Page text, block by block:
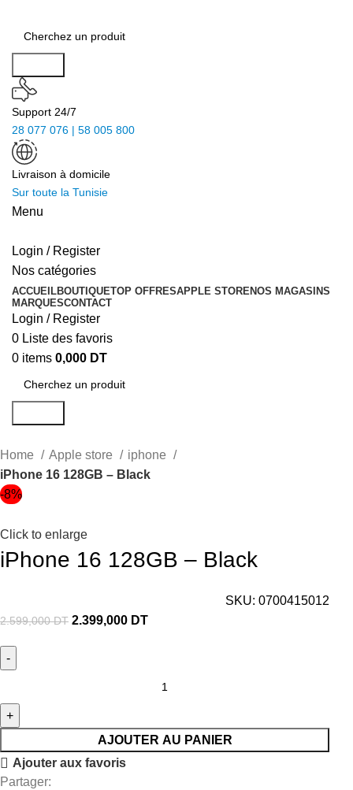
Support 24/7
28 077 076 | 58 005 800
Livraison à domicile
Sur toute la Tunisie
Menu
Login / Register
Nos catégories
ACCUEILBOUTIQUETOP OFFRESAPPLE STORENOS MAGASINS
MARQUESCONTACT
Login / Register
0 Liste des favoris
0 items 0,000 DT
Home Apple store
iphone
iPhone 16 128GB – Black
-8%
Click to enlarge
iPhone 16 128GB – Black
SKU:0700415012
2.599,000DT 2.399,000 DT
AJOUTER AU PANIER
Ajouter aux favoris
Partager: